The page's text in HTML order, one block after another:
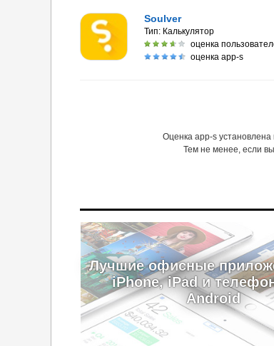
Soulver
Тип: Калькулятор
оценка
оценка app-s
Оценка app-s
Тем не менее, если
Лучшие офисные
iPhone, iPad и
Android